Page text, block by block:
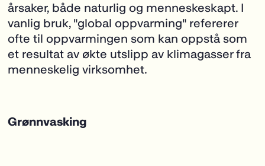
årsaker, både naturlig og menneskeskapt. I
vanlig bruk, "global oppvarming" refererer
ofte til oppvarmingen som kan oppstå som
et resultat av økte utslipp av klimagasser fra
menneskelig virksomhet.
Grønnvasking